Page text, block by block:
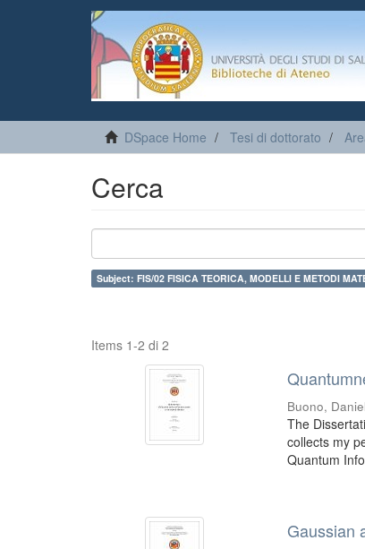
DSpace Home Tesi di dottorato
Cerca
Subject: FIS/02 FISICA TEORICA, MODELLI E METODI
Items 1-2 di 2
Buono,
The
collects my
Quantum
Gaussian